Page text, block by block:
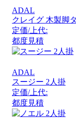
ADAL
クレイグ 木製脚
定価/上代:
都度見積
ADAL
スージー 2人掛
定価/上代:
都度見積